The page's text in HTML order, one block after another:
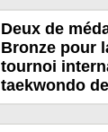
Deux de
Bronze pour
tournoi
taekwondo